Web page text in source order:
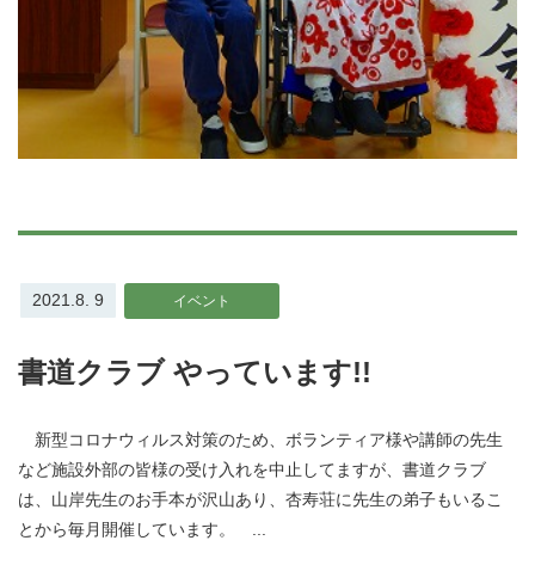
2021.8. 9 イベント
書道クラブ やっています!!
新型コロナウィルス対策のため、ボランティア様や講師の先生
など施設外部の皆様の受け入れを中止してますが、書道クラブ
は、山岸先生のお手本が沢山あり、杏寿荘に先生の弟子もいるこ
とから毎月開催しています。 ...